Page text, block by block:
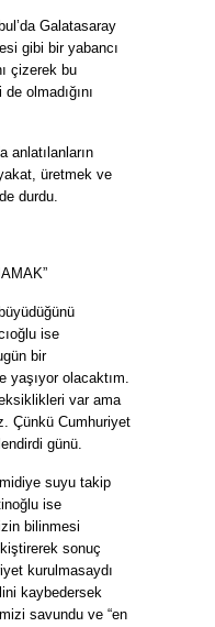
Galatasaray
gibi bir yabancı
çizerek bu
olmadığını
anlatılanların
üretmek ve
durdu.
ise
bir
yaşıyor olacaktım.
var ama
Çünkü Cumhuriyet
günü.
suyu takip
ise
bilinmesi
sonuç
kurulmasaydı
kaybedersek
savundu ve “en